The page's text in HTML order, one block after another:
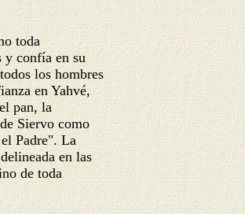
toda
y confía en su
los hombres
en Yahvé,
pan, la
Siervo como
Padre". La
en las
de toda